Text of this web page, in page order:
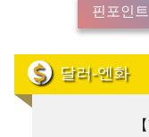
핀포인
달러-엔화